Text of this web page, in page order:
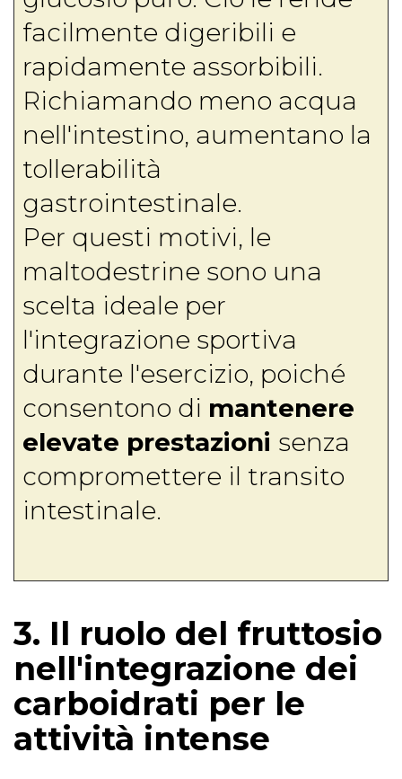
facilmente digeribili e
rapidamente assorbibili.
Richiamando meno acqua
nell'intestino, aumentano la
tollerabilità
gastrointestinale.
Per questi motivi, le
maltodestrine sono una
scelta ideale per
l'integrazione sportiva
durante l'esercizio, poiché
consentono di mantenere
elevate prestazioni senza
compromettere il transito
intestinale.
3. Il ruolo del fruttosio
nell'integrazione dei
carboidrati per le
attività intense